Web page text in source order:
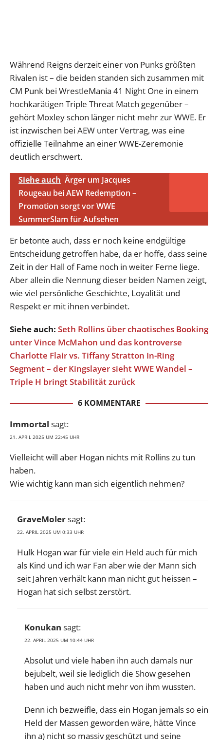
Während Reigns derzeit einer von Punks größten
Rivalen ist – die beiden standen sich zusammen mit
CM Punk bei WrestleMania 41 Night One in einem
hochkarätigen Triple Threat Match gegenüber –
gehört Moxley schon länger nicht mehr zur WWE. Er
ist inzwischen bei AEW unter Vertrag, was eine
offizielle Teilnahme an einer WWE-Zeremonie
deutlich erschwert.
Siehe auch Ärger um Jacques
Rougeau bei AEW Redemption –
Promotion sorgt vor WWE
SummerSlam für Aufsehen
Er betonte auch, dass er noch keine endgültige
Entscheidung getroffen habe, da er hoffe, dass seine
Zeit in der Hall of Fame noch in weiter Ferne liege.
Aber allein die Nennung dieser beiden Namen zeigt,
wie viel persönliche Geschichte, Loyalität und
Respekt er mit ihnen verbindet.
Siehe auch: Seth Rollins über chaotisches Booking
unter Vince McMahon und das kontroverse
Charlotte Flair vs. Tiffany Stratton In-Ring
Segment – der Kingslayer sieht WWE Wandel –
Triple H bringt Stabilität zurück
6 KOMMENTARE
Immortal sagt:
21. APRIL 2025 UM 22:45 UHR
Vielleicht will aber Hogan nichts mit Rollins zu tun
haben.
Wie wichtig kann man sich eigentlich nehmen?
GraveMolersagt:
22. APRIL 2025 UM 0:33 UHR
Hulk Hogan war für viele ein Held auch für mich
als Kind und ich war Fan aber wie der Mann sich
seit Jahren verhält kann man nicht gut heissen –
Hogan hat sich selbst zerstört.
Konukan sagt:
22. APRIL 2025 UM 10:44 UHR
Absolut und viele haben ihn auch damals nur
bejubelt, weil sie lediglich die Show gesehen
haben und auch nicht mehr von ihm wussten.
Denn ich bezweifle, dass ein Hogan jemals so ein
Held der Massen geworden wäre, hätte Vince
ihn a) nicht so massiv geschützt und seine